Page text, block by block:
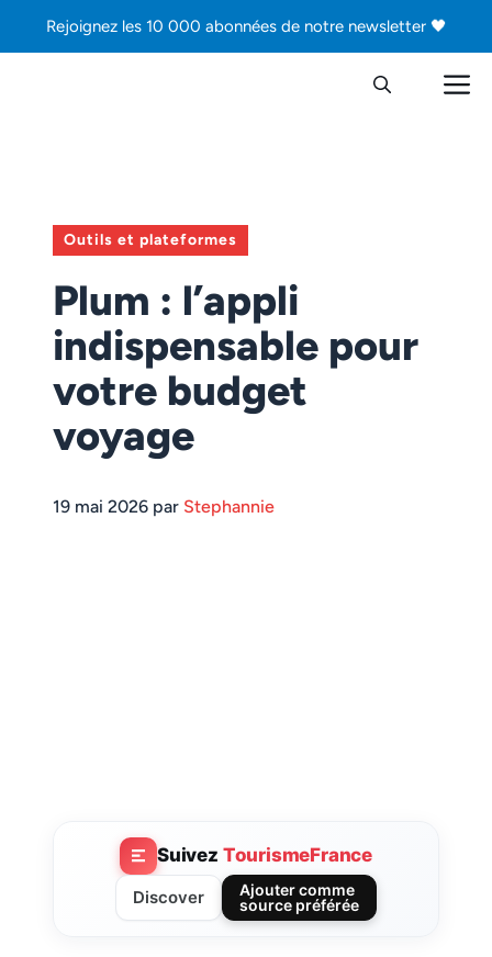
Rejoignez les 10 000 abonnées de notre newsletter 🖤
Outils et plateformes
Plum : l’appli
indispensable pour
votre budget
voyage
19 mai 2026 par Stephannie
Suivez TourismeFrance
Discover
Ajouter comme
source préférée